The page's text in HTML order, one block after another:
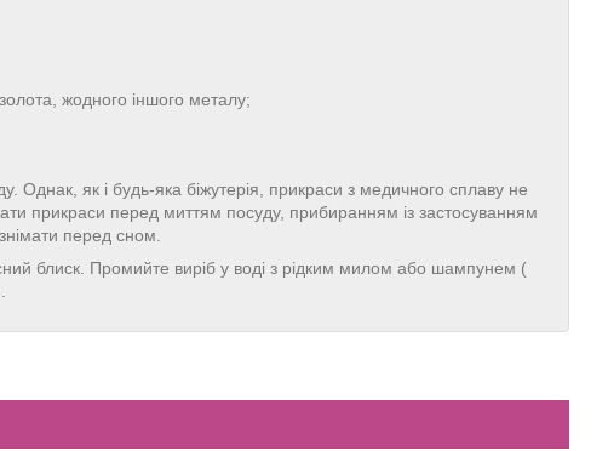
жодного іншого металу;
Однак, як і будь-яка біжутерія, прикраси з медичного сплаву не
прикраси перед миттям посуду, прибиранням із застосуванням
перед сном.
блиск. Промийте виріб у воді з рідким милом або шампунем (